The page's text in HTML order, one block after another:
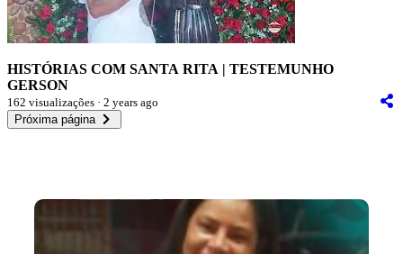
HISTÓRIAS COM SANTA RITA | TESTEMUNHO
GERSON
162 visualizações · 2 years ago
Próxima página